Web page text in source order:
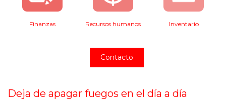
Finanzas Recursos humanos Inventario
Contacto
Deja de apagar fuegos en el día a día